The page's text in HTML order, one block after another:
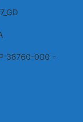
36760-000 -